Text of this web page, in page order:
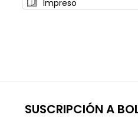
Impreso
SUSCRIPCIÓN A